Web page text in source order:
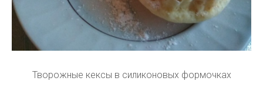
Творожные кексы в силиконовых формочках